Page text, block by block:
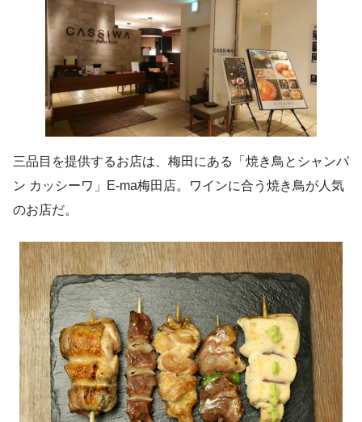
三品目を提供するお店は、梅田にある「焼き鳥とシャンパ
ン カッシーワ」E-ma梅田店。ワインに合う焼き鳥が人気
のお店だ。